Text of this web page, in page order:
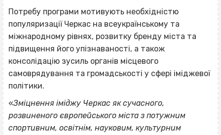
Потребу програми мотивують необхідністю
популяризації Черкас на всеукраїнському та
міжнародному рівнях, розвитку бренду міста та
підвищення його упізнаваності, а також
консолідацію зусиль органів місцевого
самоврядування та громадськості у сфері іміджевої
політики.
«Зміцнення іміджу Черкас як сучасного,
розвиненого європейського міста з потужним
спортивним, освітнім, науковим, культурним